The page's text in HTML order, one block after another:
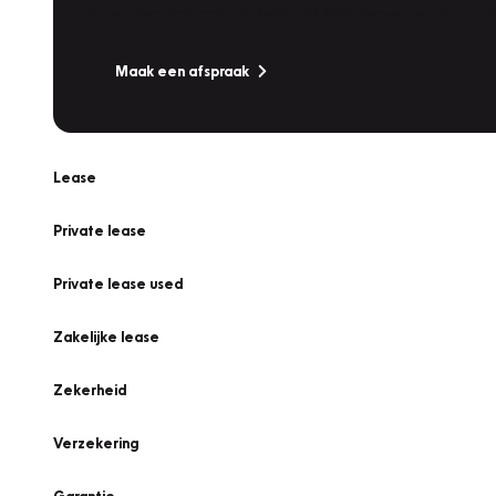
Maak een afspraak
Lease
Private lease
Private lease used
Zakelijke lease
Zekerheid
Verzekering